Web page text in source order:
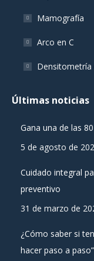
Mamografía
Arco en C
Densitometría
Últimas noticias
Gana una de las
5 de agosto de
Cuidado integral
preventivo
31 de marzo de
¿Cómo saber si
hacer paso a paso”